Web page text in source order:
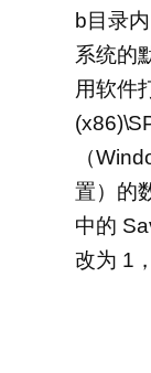
b目录
系统的
用软件
（
置）的
中的
改为 1